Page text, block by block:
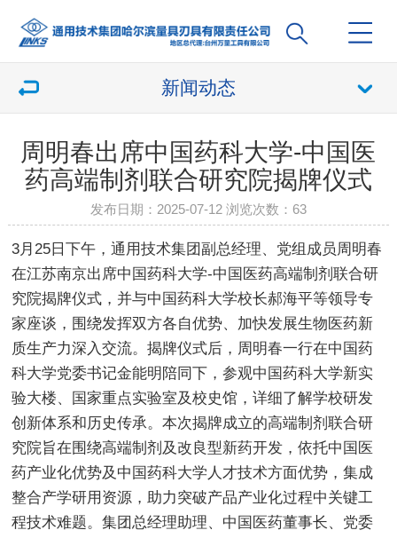
新闻动态
周明春出席中国药科大学-中国医
药高端制剂联合研究院揭牌仪式
发布日期：2025-07-12 浏览次数： 63
3月25日下午，通用技术集团副总经理、党组成员周明春
在江苏南京出席中国药科大学-中国医药高端制剂联合研
究院揭牌仪式，并与中国药科大学校长郝海平等领导专
家座谈，围绕发挥双方各自优势、加快发展生物医药新
质生产力深入交流。揭牌仪式后，周明春一行在中国药
科大学党委书记金能明陪同下，参观中国药科大学新实
验大楼、国家重点实验室及校史馆，详细了解学校研发
创新体系和历史传承。本次揭牌成立的高端制剂联合研
究院旨在围绕高端制剂及改良型新药开发，依托中国医
药产业化优势及中国药科大学人才技术方面优势，集成
整合产学研用资源，助力突破产品产业化过程中关键工
程技术难题。集团总经理助理、中国医药董事长、党委